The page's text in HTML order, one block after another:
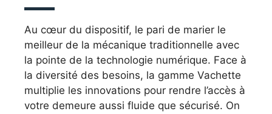
Au cœur du dispositif, le pari de marier le
meilleur de la mécanique traditionnelle avec
la pointe de la technologie numérique. Face à
la diversité des besoins, la gamme Vachette
multiplie les innovations pour rendre l’accès à
votre demeure aussi fluide que sécurisé. On